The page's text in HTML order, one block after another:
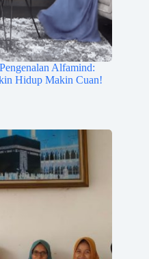
Alfamind:
Hidup Makin Cuan!